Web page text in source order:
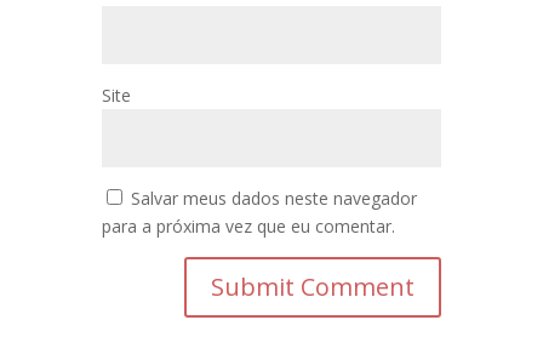
Site
Salvar meus dados neste navegador
para a próxima vez que eu comentar.